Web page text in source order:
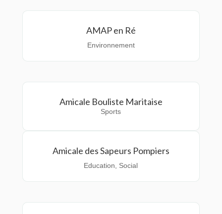
AMAP en Ré
Environnement
Amicale Bouliste Maritaise
Sports
Amicale des Sapeurs Pompiers
Education Social